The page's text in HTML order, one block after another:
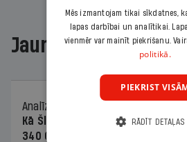
Jaunākajā žurnālā
Analīze
Kā Šlesera partija palika
340 000 vērtu reklāmas kampaņu
Mēs izmantojam tikai sīkdatnes,
lapas darbībai un analītikai.
vienmēr var mainīt piekrišanu.
politikā.
PIEKRIST
RĀDĪT DETAĻAS